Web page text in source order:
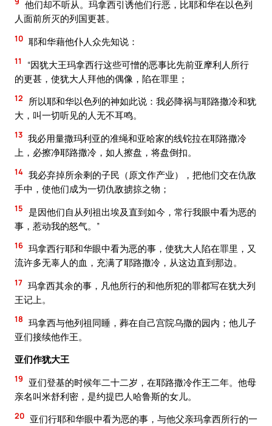
他们却不听从。玛拿西引诱他们行恶，比耶和华在以色列
人面前所灭的列国更甚。
10 耶和华藉他仆人众先知说：
11
“因犹大王玛拿西行这些可憎的恶事比先前亚摩利人所行
的更甚，使犹大人拜他的偶像，陷在罪里；
12
所以耶和华以色列的神如此说：我必降祸与耶路撒冷和犹
大，叫一切听见的人无不耳鸣。
13 我必用量撒玛利亚的准绳和亚哈家的线铊拉在耶路撒冷
上，必擦净耶路撒冷，如人擦盘，将盘倒扣。
14 我必弃掉所余剩的子民（原文作产业），把他们交在仇敌
手中，使他们成为一切仇敌掳掠之物；
15 是因他们自从列祖出埃及直到如今，常行我眼中看为恶的
事，惹动我的怒气。”
16 玛拿西行耶和华眼中看为恶的事，使犹大人陷在罪里，又
流许多无辜人的血，充满了耶路撒冷，从这边直到那边。
17 玛拿西其余的事，凡他所行的和他所犯的罪都写在犹大列
王记上。
18 玛拿西与他列祖同睡，葬在自己宫院乌撒的园内；他儿子
亚们接续他作王。
亚们作犹大王
19
亚们登基的时候年二十二岁，在耶路撒冷作王二年。他母
亲名叫米舒利密，是约提巴人哈鲁斯的女儿。
20 亚们行耶和华眼中看为恶的事，与他父亲玛拿西所行的一